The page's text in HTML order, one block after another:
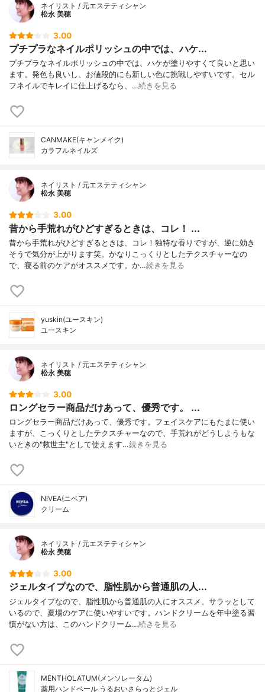
ネイリスト / 元エステティシャン
松永 美穂
3.00
プチプラなネイルポリッシュの中では、ハケ...
プチプラなネイルポリッシュの中では、ハケが塗りやすくて良いと思い
ます。発色も良いし、お値段的にも新しい色に挑戦しやすいです。セル
フネイルでキレイに仕上げるなら、…続きを見る
CANMAKE(キャンメイク)
カラフルネイルズ
ネイリスト / 元エステティシャン
松永 美穂
3.00
昔から手荒れがひどすぎるときは、コレ！ ...
昔から手荒れがひどすぎるときは、コレ！独特な香りですが、逆に効き
そうで気分が上がります笑。かなりこっくりとしたテクスチャーなの
で、寝る前のケアがオススメです。か…続きを見る
yuskin(ユースキン)
ユースキン
ネイリスト / 元エステティシャン
松永 美穂
3.00
ロングセラー商品だけあって、優秀です。 ...
ロングセラー商品だけあって、優秀です。フェイスケアにもたまに使い
ますが、こっくりとしたテクスチャーなので、手荒れがどうしようもな
いときの"救世主"として使えます…続きを見る
NIVEA(ニベア)
クリーム
ネイリスト / 元エステティシャン
松永 美穂
3.00
ジェルタイプなので、脂性肌から普通肌の人...
ジェルタイプなので、脂性肌から普通肌の人にオススメ。サラッとして
いるので、夏場のケアに使いやすいです。ハンドクリームを年中塗る習
慣がない方は、このハンドクリーム…続きを見る
MENTHOLATUM(メンソレータム)
薬用ハンドベール うるおいさらっとジェル